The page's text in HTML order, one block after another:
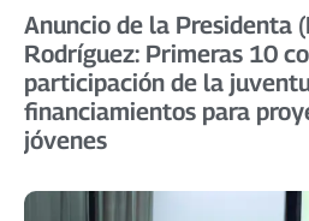
Anuncio de la Presidenta
Rodríguez: Primeras 10
participación de la
financiamientos para
jóvenes